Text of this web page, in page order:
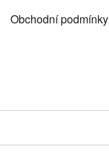
Obchodní podmínky